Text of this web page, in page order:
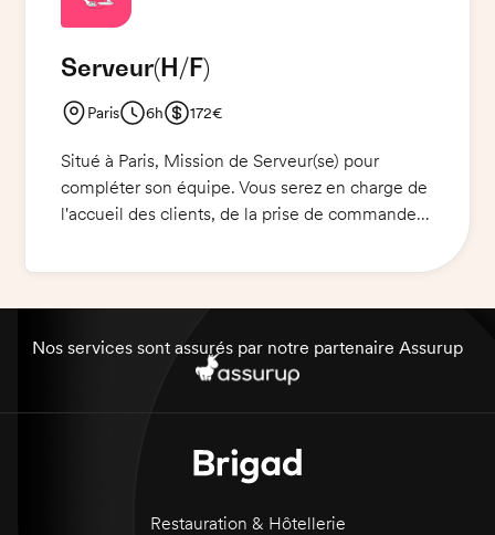
coupes de champagne.
Serveur(H/F)
Paris 6h 172€
Situé à Paris, Mission de Serveur(se) pour
compléter son équipe. Vous serez en charge de
l'accueil des clients, de la prise de commandes
veiller à la propreté de votre environnement de
clients. Vous bénéficierez d'une formation
initiale et continue. Vous aurez l'opportunité de
Nos services sont assurés par notre partenaire Assurup
Restauration & Hôtellerie